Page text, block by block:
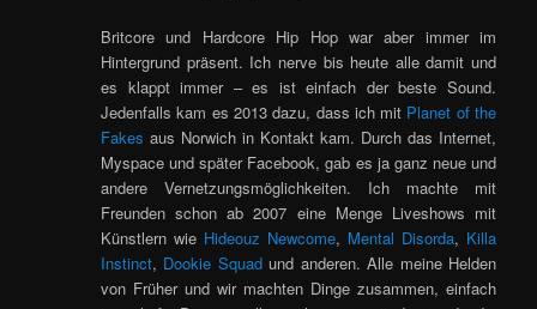
Britcore und Hardcore Hip Hop war aber immer im
Hintergrund präsent. Ich nerve bis heute alle damit und
es klappt immer – es ist einfach der beste Sound.
Jedenfalls kam es 2013 dazu, dass ich mit Planet of the
Fakes aus Norwich in Kontakt kam. Durch das Internet,
Myspace und später Facebook, gab es ja ganz neue und
andere Vernetzungsmöglichkeiten. Ich machte mit
Freunden schon ab 2007 eine Menge Liveshows mit
Künstlern wie Hideouz Newcome, Mental Disorda, Killa
Instinct, Dookie Squadund anderen. Alle meine Helden
von Früher und wir machten Dinge zusammen, einfach